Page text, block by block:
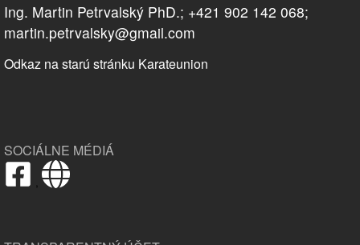
Ing. Martin Petrvalský PhD.; +421 902 142 068;
martin.petrvalsky@gmail.com
Odkaz na starú stránku Karateunion
SOCIÁLNE MÉDIÁ
,